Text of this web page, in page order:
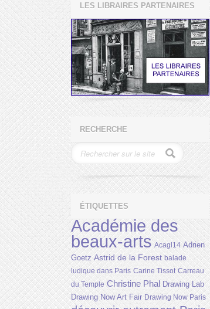
LES LIBRAIRES PARTENAIRES
RECHERCHE
ÉTIQUETTES
Académie des
beaux-arts Acagl14 Adrien
Goetz Astrid de la Forest balade
ludique dans Paris Carine Tissot Carreau
du Temple Christine Phal Drawing Lab
Drawing Now Art Fair Drawing Now Paris